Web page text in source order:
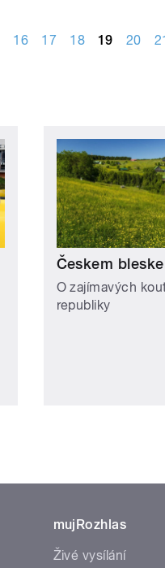
16 17 18 19 20 21
Českem
O zajímavých
republiky
mujRozhlas
Živé vysílání